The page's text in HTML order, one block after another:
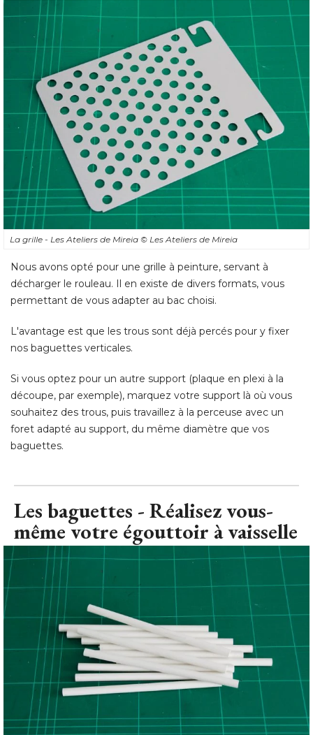
La grille - Les Ateliers de Mireia © Les Ateliers de Mireia
Nous avons opté pour une grille à peinture, servant à
décharger le rouleau. Il en existe de divers formats, vous
permettant de vous adapter au bac choisi.
L'avantage est que les trous sont déjà percés pour y fixer
nos baguettes verticales.
Si vous optez pour un autre support (plaque en plexi à la
découpe, par exemple), marquez votre support là où vous
souhaitez des trous, puis travaillez à la perceuse avec un
foret adapté au support, du même diamètre que vos
baguettes.
Les baguettes - Réalisez vous-
même votre égouttoir à vaisselle